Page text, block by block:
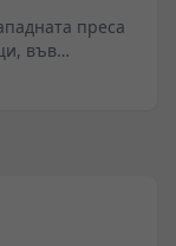
преса
във
остър